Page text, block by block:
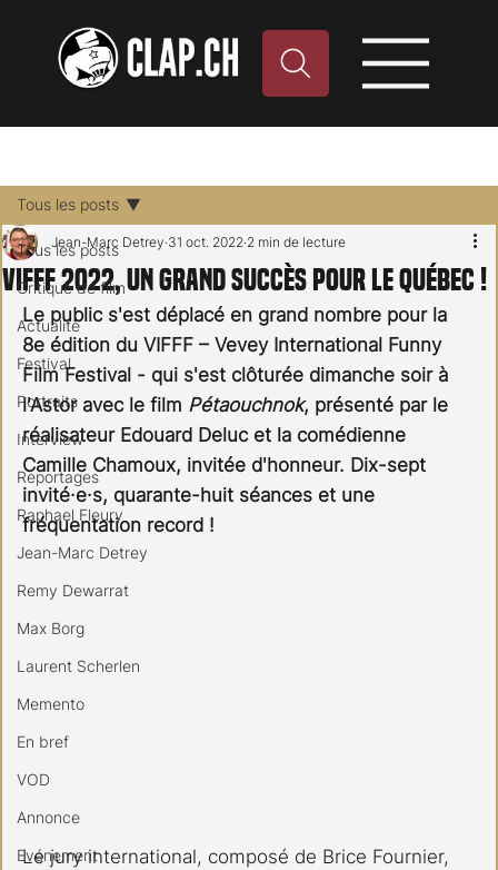
Tous les posts
Critique de film
Actualité
Festival
Portraits
Interview
Reportages
Raphael Fleury
Jean-Marc Detrey
Remy Dewarrat
Max Borg
Laurent Scherlen
Memento
En bref
VOD
Annonce
Evénement
Tous les posts
VIFFF 2022, un grand succès pour le Québec !
Jean-Marc Detrey 31 oct. 2022 2 min de lecture
Le public s'est déplacé en grand nombre pour la
8e édition du VIFFF – Vevey International Funny
Film Festival - qui s'est clôturée dimanche soir à
l'Astor avec le film Pétaouchnok, présenté par le
réalisateur Edouard Deluc et la comédienne
Camille Chamoux, invitée d'honneur. Dix-sept
invité·e·s, quarante-huit séances et une
fréquentation record !
Le jury international, composé de Brice Fournier,